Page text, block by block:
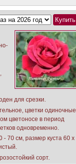
для срезки.
цветки одиночные
цветоносе в период
одновременно.
- 70 см, размер куста 60 х
сорт.